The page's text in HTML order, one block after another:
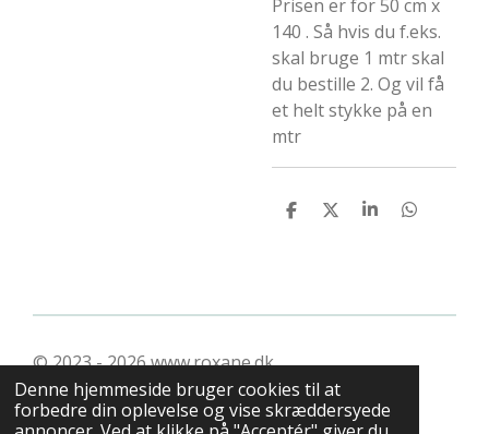
Denne hjemmeside bruger cookies til at
forbedre din oplevelse og vise skræddersyede
Prisen er for 50 cm x
140 . Så hvis du f.eks.
skal bruge 1 mtr skal
du bestille 2. Og vil få
et helt stykke på en
mtr
D
D
D
D
© 2023 - 2026 www.roxane.dk